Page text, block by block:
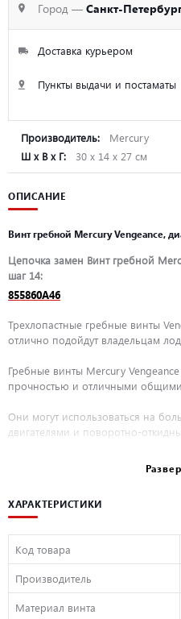
Город — Санкт-
Доставка курьером
Пункты выдачи и постаматы
Производитель: Mercury
Ш х В х Г:
30 х 14 х 27 см
ОПИСАНИЕ
Винт гребной Mercury Vengeance,
Цепочка замен Винт гребной
шаг 14:
855860A46
Трехлопастные гребные винты
отлично подойдут владельцам
Гребные винты Mercury
прочностью и отличными
Они могут использоваться на
двигателями и поворотно-
Подходят ко всем подвесным
Улучшенное ускорение и
Проверенная испытаниями
Винт гребной Mercury Vengeance,
оригинальная запчасть Mercury/
руб. Страна производства
ХАРАКТЕРИСТИКИ
Код товара
Производитель
Материал винта